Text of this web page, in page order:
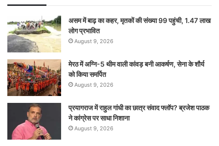
असम में बाढ़ का कहर, मृतकों की संख्या 99 पहुंची, 1.47 लाख
लोग प्रभावित
August 9, 2026
मेरठ में अग्नि-5 थीम वाली कांवड़ बनी आकर्षण, सेना के शौर्य
को किया समर्पित
August 9, 2026
प्रयागराज में राहुल गांधी का छात्र संवाद फ्लॉप? ब्रजेश पाठक
ने कांग्रेस पर साधा निशाना
August 9, 2026